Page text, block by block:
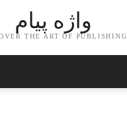
واژه پیام
THE ART OF PUBLISHING